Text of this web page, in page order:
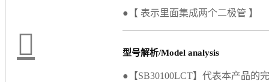
●【 表示里面集成两个二极管 】
型号解析/Model analysis
●【SB30100LCT】代表本产品的